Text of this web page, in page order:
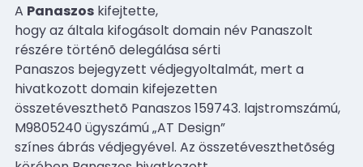
A Panaszos kifejtette,
hogy az általa kifogásolt domain név Panaszolt
részére történõ delegálása sérti
Panaszos bejegyzett védjegyoltalmát, mert a
hivatkozott domain kifejezetten
összetéveszthetõ Panaszos 159743. lajstromszámú,
M9805240 ügyszámú „AT Design”
színes ábrás védjegyével. Az összetéveszthetõség